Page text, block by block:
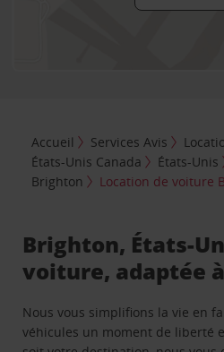
Accueil Services Avis
États-Unis Canada
États-Unis
Brighton
Location de voiture
Brighton, États-
voiture, adaptée
Nous vous simplifions la vie en
véhicules un moment de liberté